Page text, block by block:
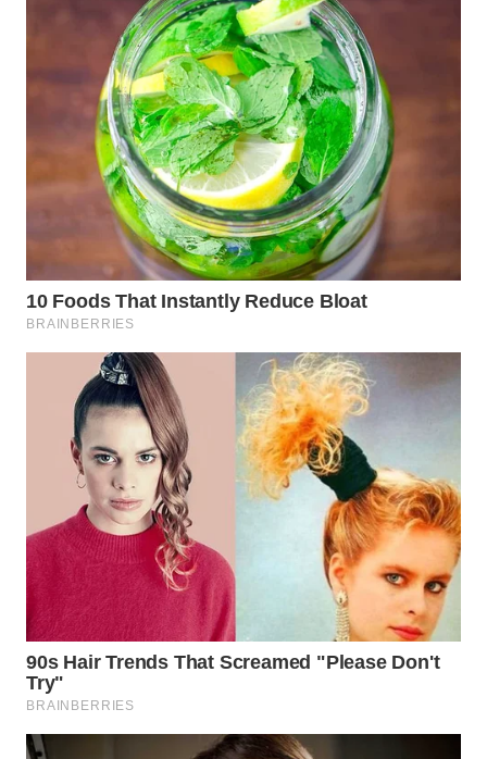
SIMALUNGUN
WN
LABUHANBATU
TAPANULI
TENGAH
WN DELI
WN
TEBING
TINGGI
PAKPAK
WN
KARAWANG
WN
BEKASI